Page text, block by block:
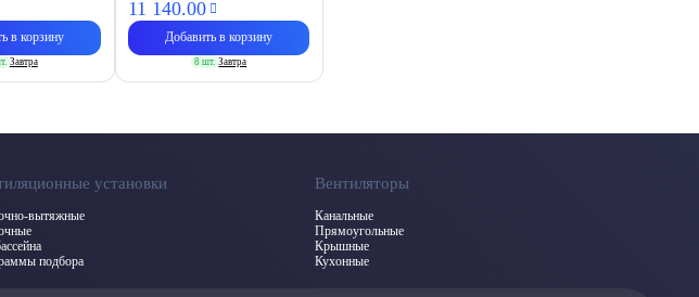
в корзину
Завтра
11 140.00
Добавить в корзину
8 шт. Завтра
установки
вытяжные
подбора
Вентиляторы
Канальные
Прямоугольные
Крышные
Кухонные